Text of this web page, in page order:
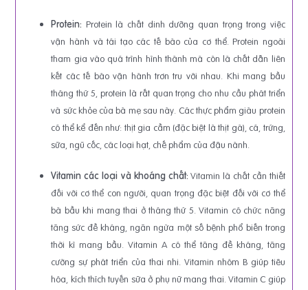
Protein: Protein là chất dinh dưỡng quan trọng trong việc
vận hành và tái tạo các tế bào của cơ thể. Protein ngoài
tham gia vào quá trình hình thành mà còn là chất dẫn liên
kết các tế bào vận hành trơn tru với nhau. Khi mang bầu
tháng thứ 5, protein là rất quan trọng cho nhu cầu phát triển
và sức khỏe của bà mẹ sau này. Các thực phẩm giàu protein
có thể kể đến như: thịt gia cầm (đặc biệt là thịt gà), cá, trứng,
sữa, ngũ cốc, các loại hạt, chế phẩm của đậu nành.
Vitamin các loại và khoáng chất: Vitamin là chất cần thiết
đối với cơ thể con người, quan trọng đặc biệt đối với cơ thể
bà bầu khi mang thai ở tháng thứ 5. Vitamin có chức năng
tăng sức đề kháng, ngăn ngừa một số bệnh phổ biến trong
thời kì mang bầu. Vitamin A có thể tăng đề kháng, tăng
cường sự phát triển của thai nhi. Vitamin nhóm B giúp tiêu
hóa, kích thích tuyến sữa ở phụ nữ mang thai. Vitamin C giúp